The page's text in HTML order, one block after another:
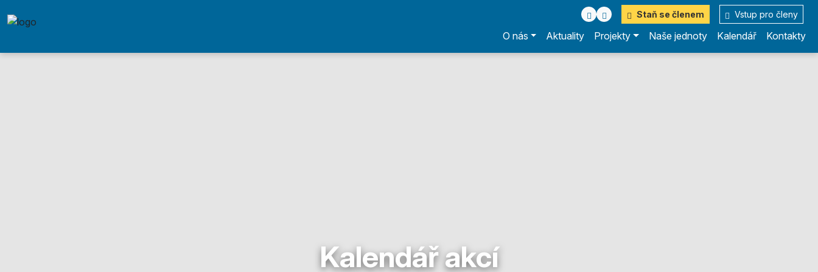
Staň se členem Vstup pro členy
O nás Aktuality Projekty Naše jednoty Kalendář Kontakty
Kalendář akcí